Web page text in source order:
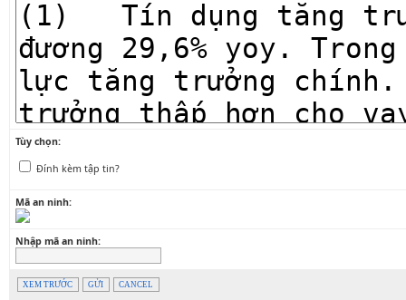
Tùy chọn:
Đính kèm tập tin?
Mã an ninh:
Nhập mã an ninh:
XEM TRƯỚC GỬI CANCEL